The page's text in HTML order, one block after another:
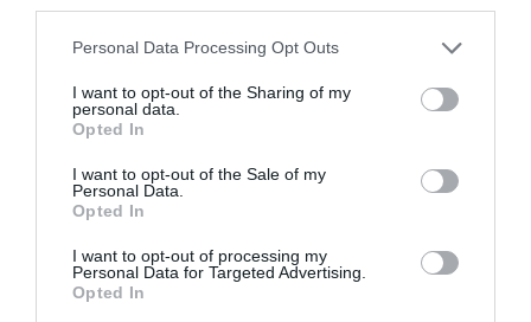
Please note that this website/app uses one or more Google
not limited to your visit or usage behaviour. You may click to
grant or deny consent to Google and its third-party tags to
use your data for below specified purposes in below Google
consent section.
Personal Data Processing Opt Outs
I want to opt-out of the Sharing of my
personal data.
Opted In
I want to opt-out of the Sale of my
Personal Data.
Opted In
I want to opt-out of processing my
Personal Data for Targeted Advertising.
Opted In
σύμφωνα με τα στοιχεία της Eurostat.
Ευρωζώνης, ο πληθωρισμός σκαρφάλωσε
στο 5,5% από 5,1% τον Ιανουάριο, ενώ στη
Γαλλία, τη δεύτερη μεγαλύτερη οικονομία,
στο 4,1% από 3,3%. Λιθουανία και Εσθονία,
στο μεταξύ, καταγράφουν διψήφια ποσοστά
πληθωρισμού στο 13,9% και 12,4%